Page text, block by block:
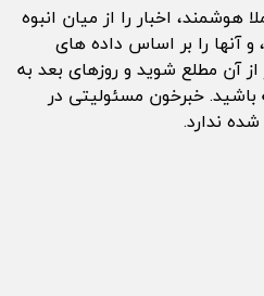
اخبار را از میان انبوه
و آنها را بر اساس داده های
آن مطلع شوید و روزهای بعد به
خبرخون مسئولیتی در
ندارد.